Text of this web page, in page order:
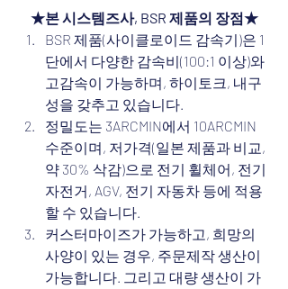
★본 시스템즈사, BSR 제품의 장점★
BSR 제품(사이클로이드 감속기)은 1
단에서 다양한 감속비(100:1 이상)와
고감속이 가능하며, 하이토크, 내구
성을 갖추고 있습니다.
정밀도는 3ARCMIN에서 10ARCMIN
수준이며, 저가격(일본 제품과 비교,
약 30% 삭감)으로 전기 휠체어, 전기
자전거, AGV, 전기 자동차 등에 적용
할 수 있습니다.
커스터마이즈가 가능하고, 희망의
사양이 있는 경우, 주문제작 생산이
가능합니다. 그리고 대량 생산이 가